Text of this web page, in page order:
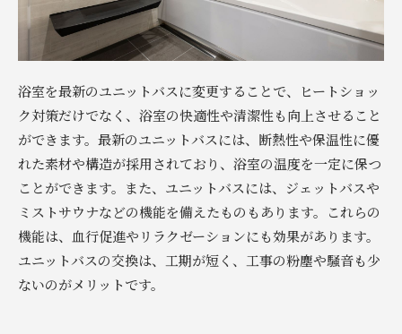
浴室を最新のユニットバスに変更することで、ヒートショッ
ク対策だけでなく、浴室の快適性や清潔性も向上させること
ができます。最新のユニットバスには、断熱性や保温性に優
れた素材や構造が採用されており、浴室の温度を一定に保つ
ことができます。また、ユニットバスには、ジェットバスや
ミストサウナなどの機能を備えたものもあります。これらの
機能は、血行促進やリラクゼーションにも効果があります。
ユニットバスの交換は、工期が短く、工事の粉塵や騒音も少
ないのがメリットです。